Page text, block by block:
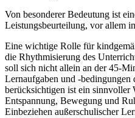
Von besonderer Bedeutung ist
Leistungsbeurteilung, vor allem
Eine wichtige Rolle für
die Rhythmisierung des
soll sich nicht allein an der 45-
Lernaufgaben und -bedingungen
berücksichtigen ist ein sinnvoller
Entspannung, Bewegung und
Einbeziehen außerschulischer